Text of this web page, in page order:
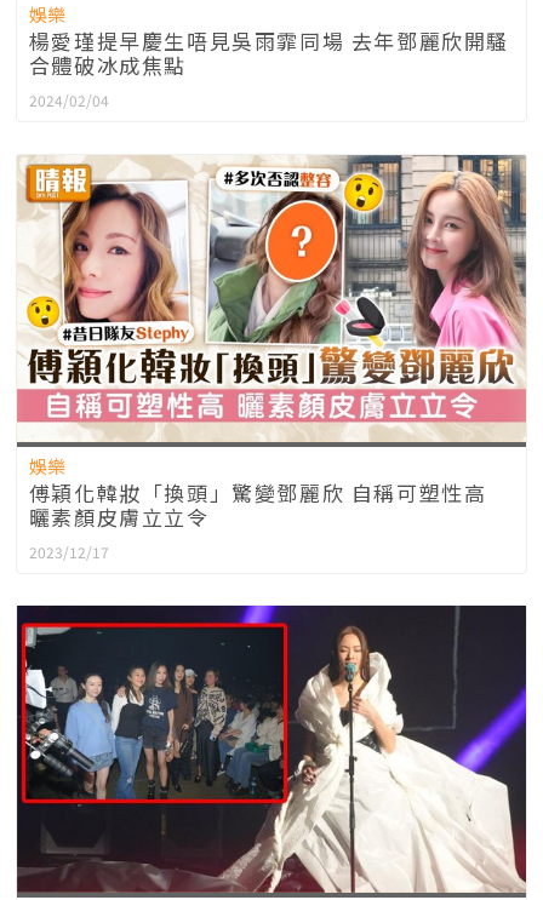
娛樂
楊愛瑾提早慶生唔見吳雨霏同場 去年鄧麗欣開騷
合體破冰成焦點
2024/02/04
娛樂
傅穎化韓妝「換頭」驚變鄧麗欣 自稱可塑性高
曬素顏皮膚立立令
2023/12/17